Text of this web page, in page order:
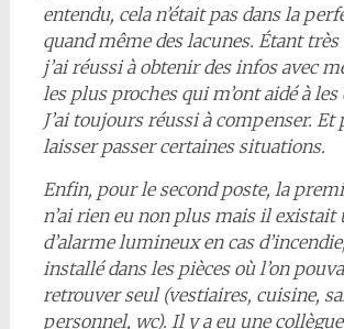
entendu, cela n’était pas dans la
quand même des lacunes. Étant
j’ai réussi à obtenir des infos avec
les plus proches qui m’ont aidé à
J’ai toujours réussi à compenser. Et
laisser passer certaines situations.
Enfin, pour le second poste, la
n’ai rien eu non plus mais il existait
d’alarme lumineux en cas
installé dans les pièces où l’on
retrouver seul (vestiaires, cuisine,
personnel, wc). Il y a eu une